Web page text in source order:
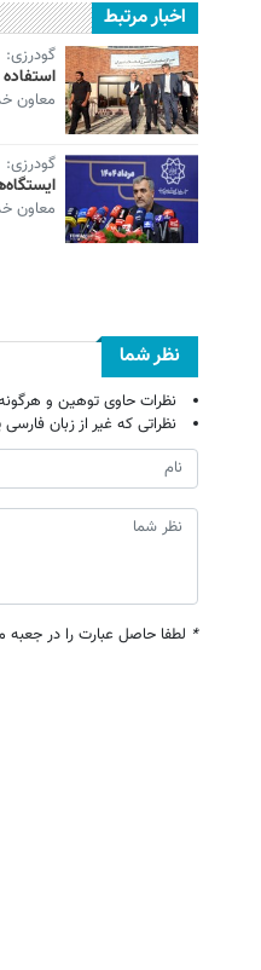
اخبار مرتبط
گودرزی:
استفاده از
معاون
گودرزی:
معاون
نظر شما
نظرات حاوی توهین و
نظراتی که غیر از زبان
* لطفا حاصل عبارت را در جعبه